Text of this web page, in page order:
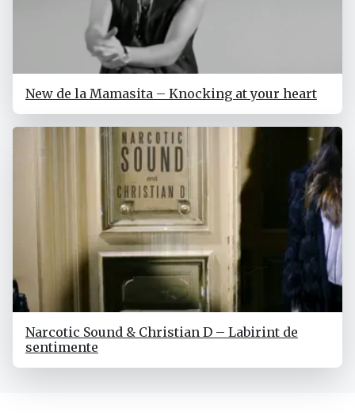
New de la Mamasita – Knocking at your heart
Narcotic Sound & Christian D – Labirint de
sentimente